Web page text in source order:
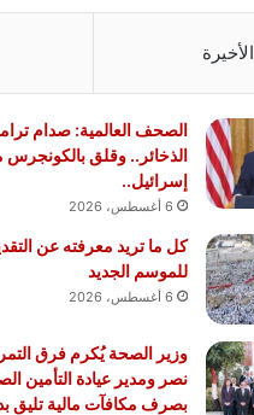
الأخيرة
الصحف العالمية: صدام
الذخائر.. وقلق
إسرائيل..
6 أغسطس، 2026
كل ما تريد معرفته عن
للموسم الجديد
6 أغسطس، 2026
وزير الصحة يُكرم فرق
نصر ومدير عيادة التأمين
بصرف مكافآت مالية تليق